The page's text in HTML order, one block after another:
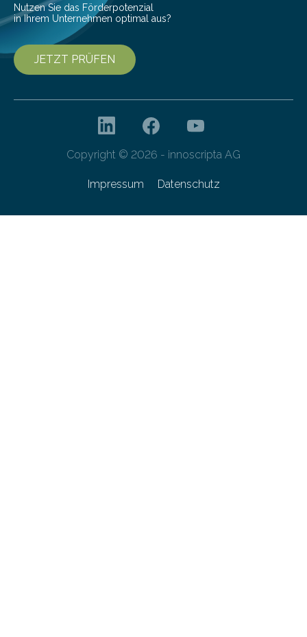
Nutzen Sie das Förderpotenzial
in Ihrem Unternehmen optimal aus?
JETZT PRÜFEN
Copyright © 2026 - innoscripta AG
Impressum Datenschutz